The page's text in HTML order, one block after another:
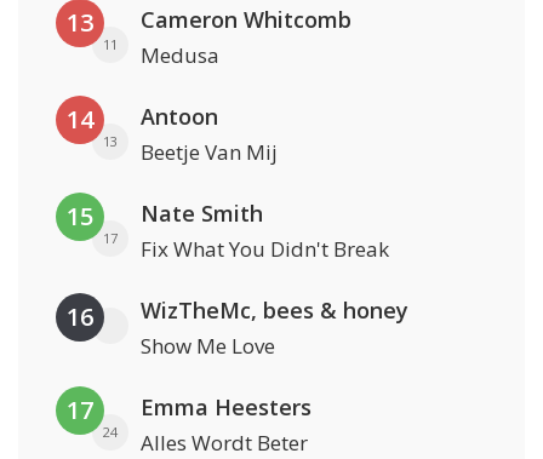
13
11
Cameron Whitcomb
Medusa
14
13
Antoon
Beetje Van Mij
15
17
Nate Smith
Fix What You Didn't Break
16 WizTheMc, bees & honey
Show Me Love
17
24
Emma Heesters
Alles Wordt Beter